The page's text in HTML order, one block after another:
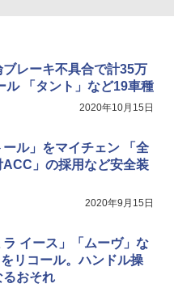
レーキ不具合で計35万
ル 「タント」など19車種
2020年10月15日
ル」をマイチェン 「全
」の採用など安全装
2020年9月15日
イース」「ムーヴ」な
リコール。ハンドル操
おそれ